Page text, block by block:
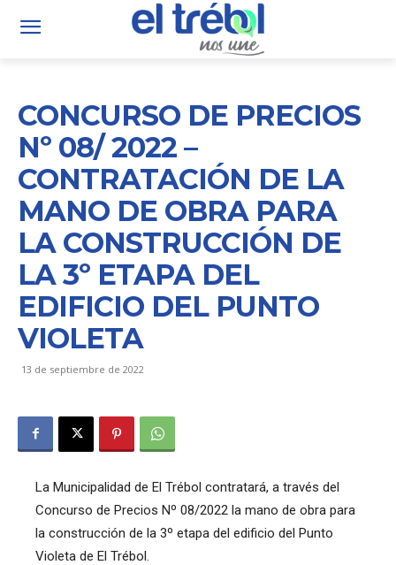
CONCURSO DE PRECIOS
Nº 08/ 2022 –
CONTRATACIÓN DE LA
MANO DE OBRA PARA
LA CONSTRUCCIÓN DE
LA 3º ETAPA DEL
EDIFICIO DEL PUNTO
VIOLETA
13 de septiembre de 2022
La Municipalidad de El Trébol contratará, a través del
Concurso de Precios Nº 08/2022 la mano de obra para
la construcción de la 3º etapa del edificio del Punto
Violeta de El Trébol.